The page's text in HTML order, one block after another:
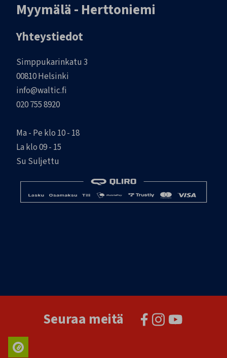
Myymälä - Herttoniemi
Yhteystiedot
Simppukarinkatu 3
00810 Helsinki
info@waltic.fi
020 755 8920
Ma - Pe klo 10 - 18
La klo 09 - 15
Su Suljettu
Seuraa meitä